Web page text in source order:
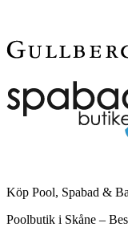
Köp Pool, Spabad &
Poolbutik i Skåne –